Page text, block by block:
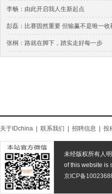
李畅：由此开启我人生新起点
彭磊：比赛固然重要 但输赢不是唯一收
张桐：路就在脚下，踏实走好每一步
关于IDchina 联系我们 招聘信息 投
未经版权所有人
of this website is
京ICP备